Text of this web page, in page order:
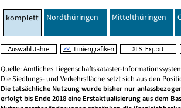
komplett Nordthüringen Mittelthüringen
Quelle: Amtliches Liegenschaftskataster-
Die Siedlungs- und Verkehrsfläche setzt sich aus den
Die tatsächliche Nutzung wurde bisher nur
erfolgt bis Ende 2018 eine Erstaktualisierung aus dem